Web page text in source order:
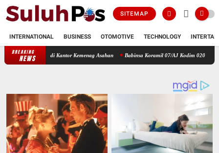
SITEMAP
INTERNATIONAL BUSINESS OTOMOTIVE TECHNOLOGY
BREAKING
NEWS
di Kantor Kemenag Asahan Babinsa Koramil 07/AJ Kodim 0208/Asahan